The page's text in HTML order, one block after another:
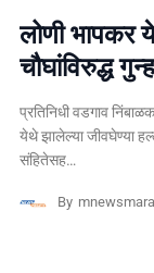
लोणी भापकर
चौघांविरुद्ध
प्रतिनिधी वडगाव
येथे झालेल्या जीवघेण्या
संहितेसह…
By